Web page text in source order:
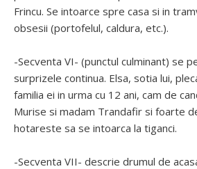
Frincu. Se intoarce spre casa si in
obsesii (portofelul, caldura, etc.).
-Secventa VI- (punctul culminant) se
surprizele continua. Elsa, sotia lui,
familia ei in urma cu 12 ani, cam de
Murise si madam Trandafir si foarte
hotareste sa se intoarca la tiganci.
-Secventa VII- descrie drumul de